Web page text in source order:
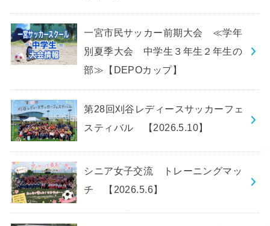
一宮市民サッカー前期大会 ≪学年
別夏季大会 中学生３年生２年生の
部≫【DEPOカップ】
第28回刈谷レディースサッカーフェ
スティバル 【2026.5.10】
シニア女子交流 トレーニングマッ
チ 【2026.5.6】